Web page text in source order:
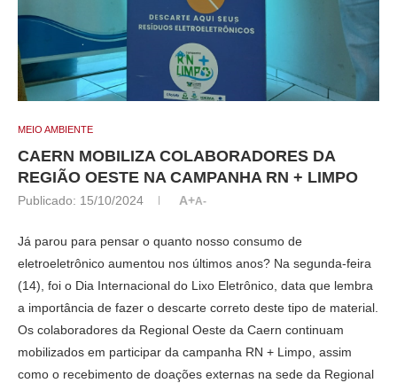
MEIO AMBIENTE
CAERN MOBILIZA COLABORADORES DA
REGIÃO OESTE NA CAMPANHA RN + LIMPO
Publicado: 15/10/2024 A+A-
Já parou para pensar o quanto nosso consumo de
eletroeletrônico aumentou nos últimos anos? Na segunda-feira
(14), foi o Dia Internacional do Lixo Eletrônico, data que lembra
a importância de fazer o descarte correto deste tipo de material.
Os colaboradores da Regional Oeste da Caern continuam
mobilizados em participar da campanha RN + Limpo, assim
como o recebimento de doações externas na sede da Regional